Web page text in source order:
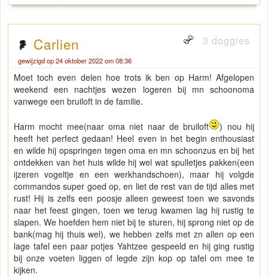
Carlien 3 doggies
gewijzigd op 24 oktober 2022 om 08:36
Moet toch even delen hoe trots ik ben op Harm! Afgelopen
weekend een nachtjes wezen logeren bij mn schoonoma
vanwege een bruiloft in de familie.
Harm mocht mee(naar oma niet naar de bruiloft
) nou hij
heeft het perfect gedaan! Heel even in het begin enthousiast
en wilde hij opspringen tegen oma en mn schoonzus en bij het
ontdekken van het huis wilde hij wel wat spulletjes pakken(een
ijzeren vogeltje en een werkhandschoen), maar hij volgde
commandos super goed op, en liet de rest van de tijd alles met
rust! Hij is zelfs een poosje alleen geweest toen we savonds
naar het feest gingen, toen we terug kwamen lag hij rustig te
slapen. We hoefden hem niet bij te sturen, hij sprong niet op de
bank(mag hij thuis wel), we hebben zelfs met zn allen op een
lage tafel een paar potjes Yahtzee gespeeld en hij ging rustig
bij onze voeten liggen of legde zijn kop op tafel om mee te
kijken.